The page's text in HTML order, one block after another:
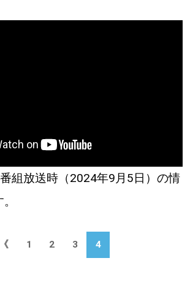
組放送時（2024年9月5日）の情
《 1 2 3 4